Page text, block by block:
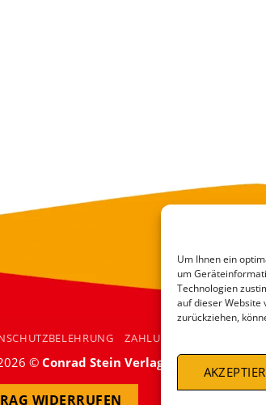
Um Ihnen ein
um
Technologien
auf dieser Website
zurückziehen,
ZAHLUNGSARTEN
©Conrad Stein Verlag
WIDERRUFEN